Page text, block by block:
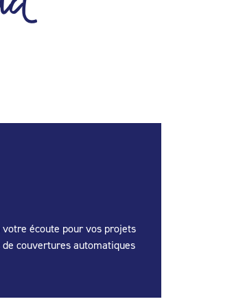
écoute pour vos projets
de couvertures automatiques